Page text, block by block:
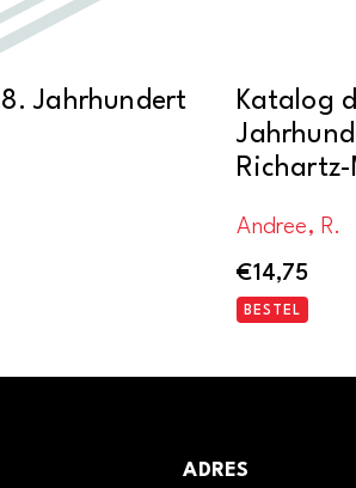
Jahrhundert
Katalog
Richartz-
Andree, R.
€14,75
BESTEL
ADRES